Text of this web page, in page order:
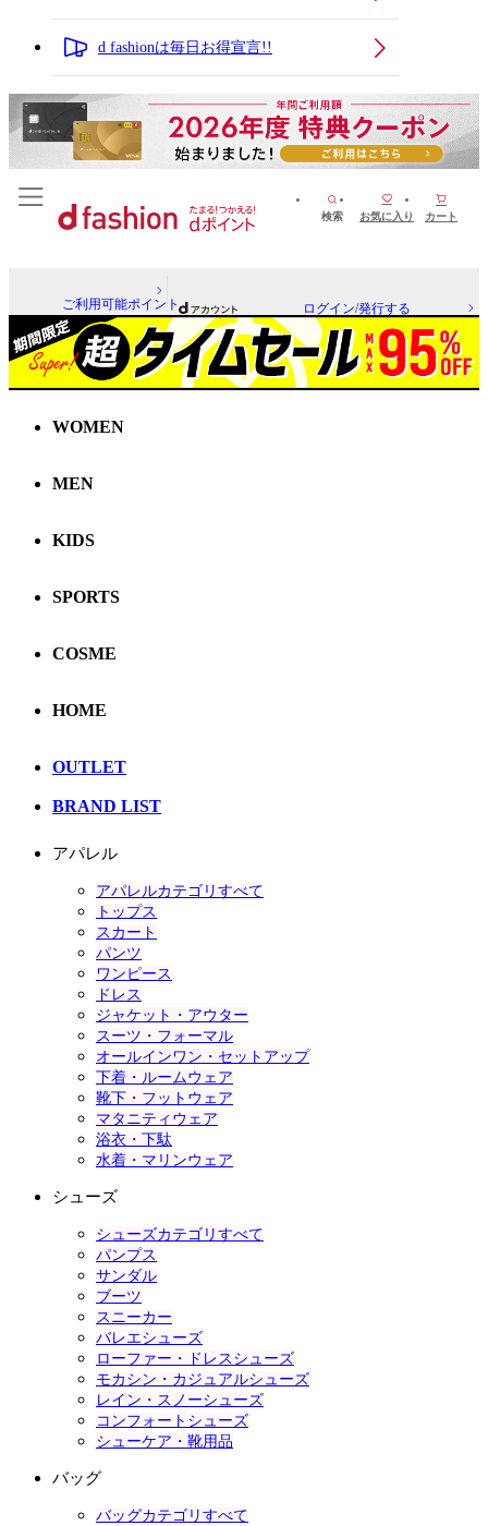
d fashionは毎日お得宣言!!
検索 お気に入り カート
ご利用可能ポイント ログイン/発行する
WOMEN
MEN
KIDS
SPORTS
COSME
HOME
OUTLET
BRAND LIST
アパレル
アパレルカテゴリすべて
トップス
スカート
パンツ
ワンピース
ドレス
ジャケット・アウター
スーツ・フォーマル
オールインワン・セットアップ
下着・ルームウェア
靴下・フットウェア
マタニティウェア
浴衣・下駄
水着・マリンウェア
シューズ
シューズカテゴリすべて
パンプス
サンダル
ブーツ
スニーカー
バレエシューズ
ローファー・ドレスシューズ
モカシン・カジュアルシューズ
レイン・スノーシューズ
コンフォートシューズ
シューケア・靴用品
バッグ
バッグカテゴリすべて